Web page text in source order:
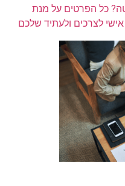
כל הפרטים על מנת
לצרכים ולעתיד שלכם